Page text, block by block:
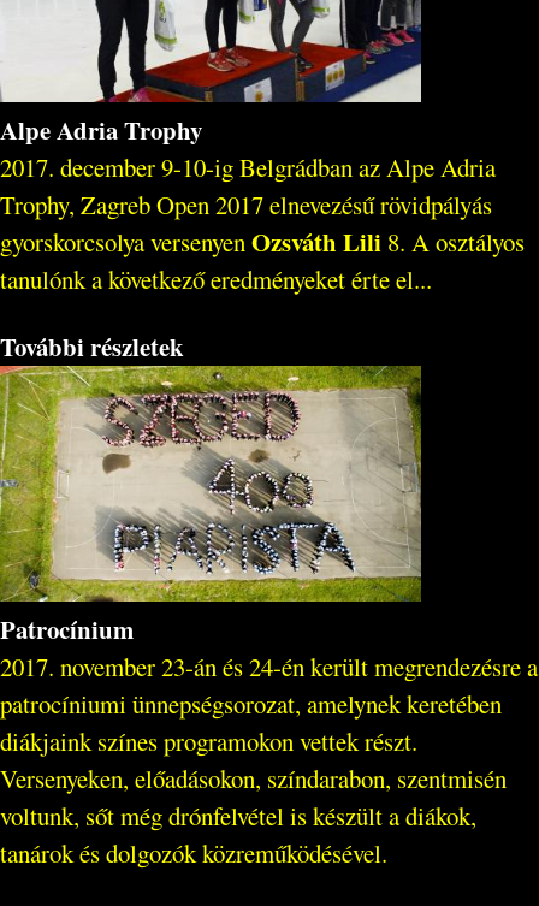
Alpe Adria Trophy
2017. december 9-10-ig Belgrádban az Alpe Adria
Trophy, Zagreb Open 2017 elnevezésű rövidpályás
gyorskorcsolya versenyenOzsváth Lili 8. A osztályos
tanulónk a következő eredményeket érte el...
További részletek
Patrocínium
2017. november 23-án és 24-én került megrendezésre a
patrocíniumi ünnepségsorozat, amelynek keretében
diákjaink színes programokon vettek részt.
Versenyeken, előadásokon, színdarabon, szentmisén
voltunk, sőt még drónfelvétel is készült a diákok,
tanárok és dolgozók közreműködésével.